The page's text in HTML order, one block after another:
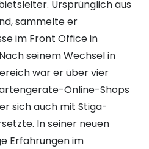
Ursprünglich aus
sammelte er
im Front Office in
seinem Wechsel in
war er über vier
Online-Shops
sich auch mit Stiga-
In seiner neuen
Erfahrungen im